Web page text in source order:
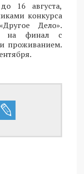
16 августа,
конкурса
Дело».
на финал с
проживанием.